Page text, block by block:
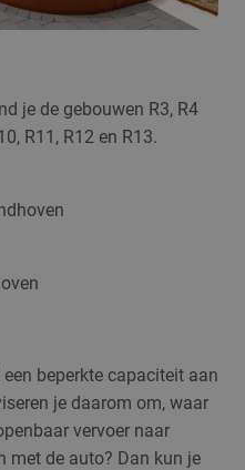
je de gebouwen R3, R4
R11, R12 en R13.
beperkte capaciteit aan
je daarom om, waar
vervoer naar
met de auto? Dan kun je